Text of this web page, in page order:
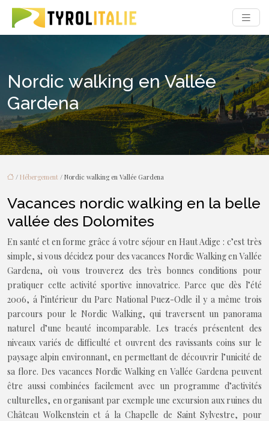
Nordic walking en Vallée
Gardena
/ Hébergement / Nordic walking en Vallée Gardena
Vacances nordic walking en la belle
vallée des Dolomites
En santé et en forme grâce á votre séjour en Haut Adige : c’est très
simple, si vous décidez pour des vacances Nordic Walking en Vallée
Gardena, où vous trouverez des très bonnes conditions pour
pratiquer cette activité sportive innovatrice. Parce que dès l’été
2006, á l’intérieur du Parc National Puez-Odle il y a même trois
parcours pour le Nordic Walking, qui traversent un panorama
naturel d’une beauté incomparable. Les tracés présentent des
niveaux variés de difficulté et ouvrent des ravissants coins sur le
paysage alpin environnant, en permettant de découvrir l’unicité de
sa flore. Des vacances Nordic Walking en Vallée Gardena peuvent
être aussi combinées facilement avec un programme d’activités
culturelles, en organisant par exemple une excursion aux ruines du
Château Wolkenstein et á la Chapelle de Saint Sylvestre, pour